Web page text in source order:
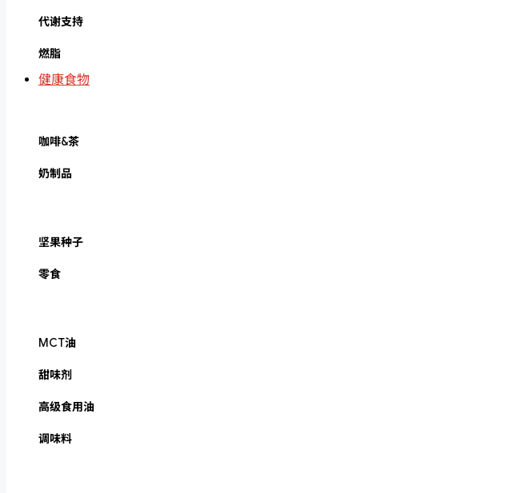
代谢支持
燃脂
健康食物
咖啡&茶
奶制品
坚果种子
零食
MCT油
甜味剂
高级食用油
调味料